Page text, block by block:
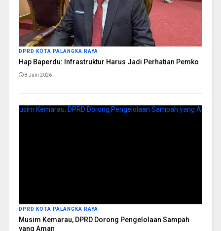
DPRD KOTA PALANGKA RAYA
Hap Baperdu: Infrastruktur Harus Jadi Perhatian Pemko
8 Juni 2026
DPRD KOTA PALANGKA RAYA
Musim Kemarau, DPRD Dorong Pengelolaan Sampah
yang Aman